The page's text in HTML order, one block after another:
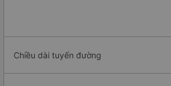
Chiều dài tuyến đường